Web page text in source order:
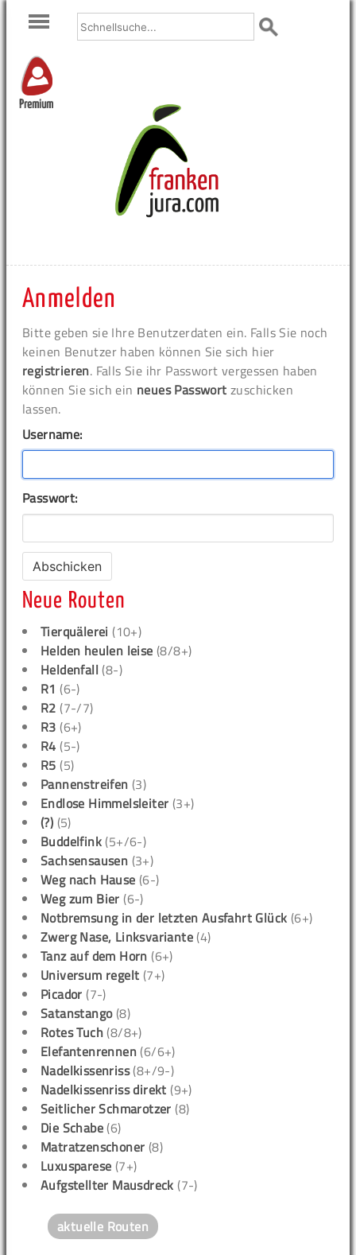
Premium
Anmelden
Bitte geben sie Ihre Benutzerdaten ein. Falls Sie noch
keinen Benutzer haben können Sie sich hier
registrieren. Falls Sie ihr Passwort vergessen haben
können Sie sich ein neues Passwort zuschicken
lassen.
Username:
Passwort:
Neue Routen
Tierquälerei (10+)
Helden heulen leise (8/8+)
Heldenfall (8-)
R1 (6-)
R2 (7-/7)
R3 (6+)
R4 (5-)
R5 (5)
Pannenstreifen (3)
Endlose Himmelsleiter (3+)
(?) (5)
Buddelfink (5+/6-)
Sachsensausen (3+)
Weg nach Hause (6-)
Weg zum Bier (6-)
Notbremsung in der letzten Ausfahrt Glück (6+)
Zwerg Nase, Linksvariante (4)
Tanz auf dem Horn (6+)
Universum regelt (7+)
Picador (7-)
Satanstango(8)
Rotes Tuch (8/8+)
Elefantenrennen (6/6+)
Nadelkissenriss(8+/9-)
Nadelkissenriss direkt (9+)
Seitlicher Schmarotzer (8)
Die Schabe (6)
Matratzenschoner (8)
Luxusparese (7+)
Aufgstellter Mausdreck (7-)
aktuelle Routen